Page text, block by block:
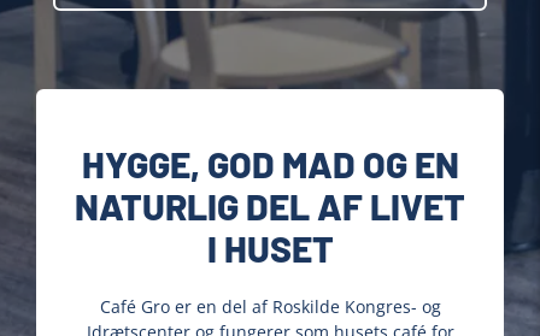
HYGGE, GOD MAD OG EN
NATURLIG DEL AF LIVET
I HUSET
Café Gro er en del af Roskilde Kongres- og